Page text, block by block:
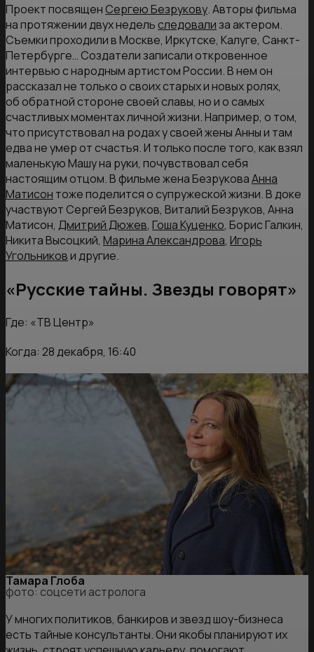
Проект посвящен Сергею Безрукову. Авторы фильма
на протяжении двух недельследовализа актером.
Съемки проходили в Москве, Иркутске, Калуге, Санкт-
Петербурге… Создатели записали откровенное
интервью с народным артистом России. В нем он
рассказал не только о своих старых и новых ролях,
об обратной стороне своей славы, но и о самых
счастливых моментах личной жизни. Например, о том,
что присутствовал на родах у своей жены Анны и там
едва не умер от счастья. И только после того, как взял
маленькую Машу на руки, почувствовал себя
настоящим отцом. В фильме жена БезруковаАнна
Матисон тоже поделится о супружеской жизни. В доке
участвуют Сергей Безруков, Виталий Безруков, Анна
Матисон, Дмитрий Дюжев, Гоша Куценко, Борис Галкин,
Никита Высоцкий, Марина Александрова, Игорь
Угольникови другие.
«Русские тайны. Звезды говорят»
Где: «ТВ Центр»
Когда: 28 декабря, 16:40
Тамара Глоба
фото: соцсети астролога
У многих политиков, банкиров и звезд шоу-бизнеса
есть тайные консультанты. Они якобы планируют их